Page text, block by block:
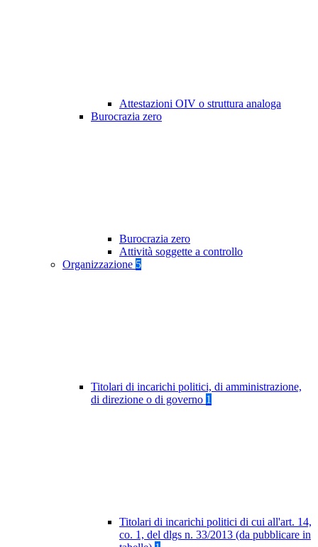
Attestazioni OIV o struttura analoga
Burocrazia zero
Burocrazia zero
Attività soggette a controllo
Organizzazione 5
Titolari di incarichi politici, di amministrazione,
di direzione o di governo 1
Titolari di incarichi politici di cui all'art. 14,
co. 1, del dlgs n. 33/2013 (da pubblicare in